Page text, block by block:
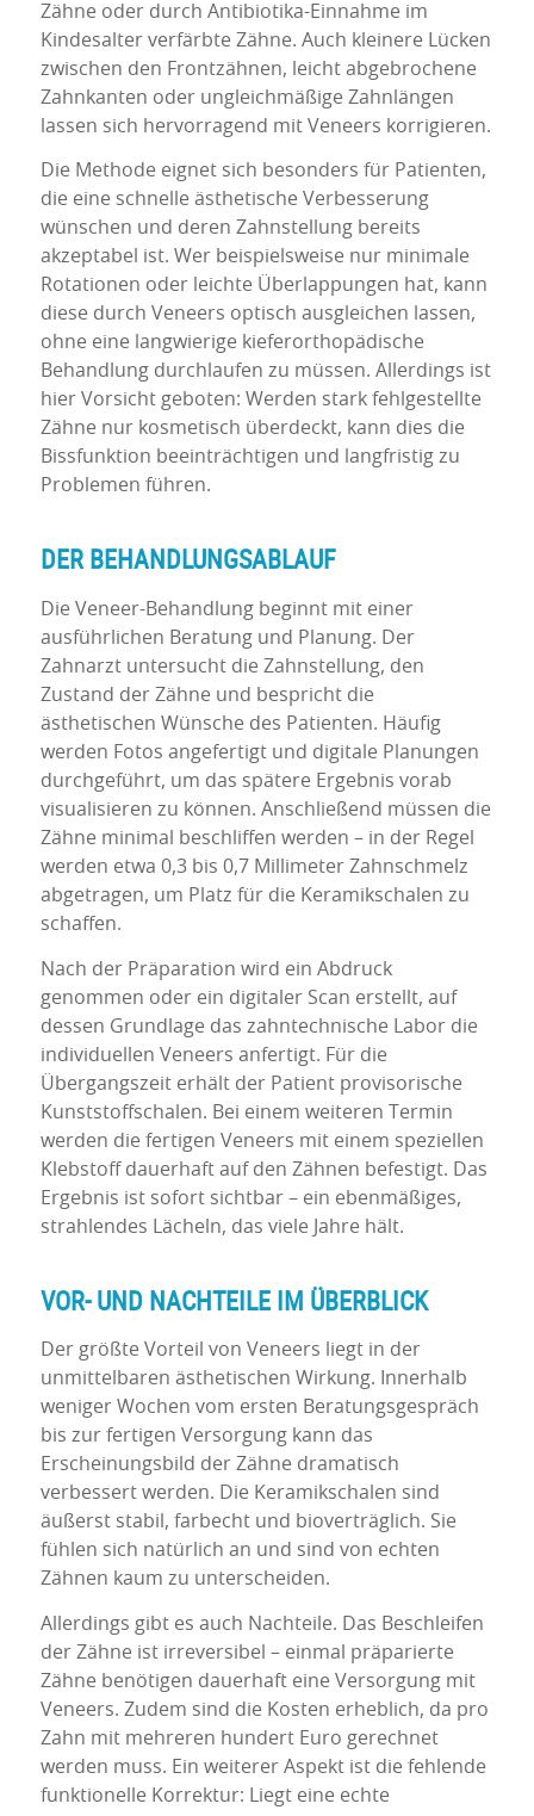
Zähne oder durch Antibiotika-Einnahme im
Kindesalter verfärbte Zähne. Auch kleinere Lücken
zwischen den Frontzähnen, leicht abgebrochene
Zahnkanten oder ungleichmäßige Zahnlängen
lassen sich hervorragend mit Veneers korrigieren.
Die Methode eignet sich besonders für Patienten,
die eine schnelle ästhetische Verbesserung
wünschen und deren Zahnstellung bereits
akzeptabel ist. Wer beispielsweise nur minimale
Rotationen oder leichte Überlappungen hat, kann
diese durch Veneers optisch ausgleichen lassen,
ohne eine langwierige kieferorthopädische
Behandlung durchlaufen zu müssen. Allerdings ist
hier Vorsicht geboten: Werden stark fehlgestellte
Zähne nur kosmetisch überdeckt, kann dies die
Bissfunktion beeinträchtigen und langfristig zu
Problemen führen.
DER BEHANDLUNGSABLAUF
Die Veneer-Behandlung beginnt mit einer
ausführlichen Beratung und Planung. Der
Zahnarzt untersucht die Zahnstellung, den
Zustand der Zähne und bespricht die
ästhetischen Wünsche des Patienten. Häufig
werden Fotos angefertigt und digitale Planungen
durchgeführt, um das spätere Ergebnis vorab
visualisieren zu können. Anschließend müssen die
Zähne minimal beschliffen werden – in der Regel
werden etwa 0,3 bis 0,7 Millimeter Zahnschmelz
abgetragen, um Platz für die Keramikschalen zu
schaffen.
Nach der Präparation wird ein Abdruck
genommen oder ein digitaler Scan erstellt, auf
dessen Grundlage das zahntechnische Labor die
individuellen Veneers anfertigt. Für die
Übergangszeit erhält der Patient provisorische
Kunststoffschalen. Bei einem weiteren Termin
werden die fertigen Veneers mit einem speziellen
Klebstoff dauerhaft auf den Zähnen befestigt. Das
Ergebnis ist sofort sichtbar – ein ebenmäßiges,
strahlendes Lächeln, das viele Jahre hält.
VOR- UND NACHTEILE IM ÜBERBLICK
Der größte Vorteil von Veneers liegt in der
unmittelbaren ästhetischen Wirkung. Innerhalb
weniger Wochen vom ersten Beratungsgespräch
bis zur fertigen Versorgung kann das
Erscheinungsbild der Zähne dramatisch
verbessert werden. Die Keramikschalen sind
äußerst stabil, farbecht und bioverträglich. Sie
fühlen sich natürlich an und sind von echten
Zähnen kaum zu unterscheiden.
Allerdings gibt es auch Nachteile. Das Beschleifen
der Zähne ist irreversibel – einmal präparierte
Zähne benötigen dauerhaft eine Versorgung mit
Veneers. Zudem sind die Kosten erheblich, da pro
Zahn mit mehreren hundert Euro gerechnet
werden muss. Ein weiterer Aspekt ist die fehlende
funktionelle Korrektur: Liegt eine echte